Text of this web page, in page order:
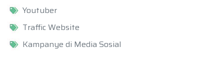
Youtuber
Traffic Website
Kampanye di Media Sosial